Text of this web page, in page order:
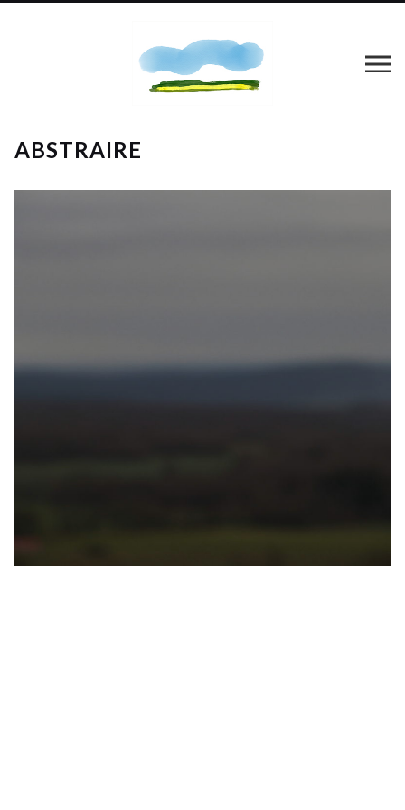
ABSTRAIRE